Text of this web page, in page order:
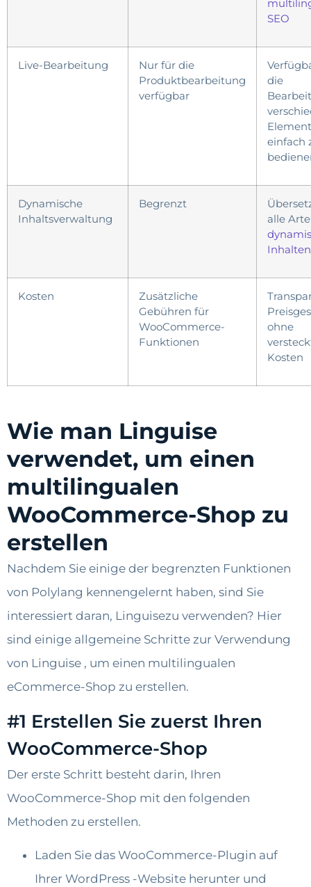
SEO
Live-Bearbeitung
Nur für die
Produktbearbeitung
verfügbar
die
einfach
Dynamische
Inhaltsverwaltung
Begrenzt
alle
Inhalten
Kosten
Zusätzliche
Gebühren für
WooCommerce-
Funktionen
ohne
Kosten
Wie man Linguise
verwendet, um einen
multilingualen
WooCommerce-Shop zu
erstellen
Nachdem Sie einige der begrenzten Funktionen
von Polylang kennengelernt haben, sind Sie
interessiert daran, Linguisezu verwenden? Hier
sind einige allgemeine Schritte zur Verwendung
von Linguise , um einen multilingualen
eCommerce-Shop zu erstellen.
#1 Erstellen Sie zuerst Ihren
WooCommerce-Shop
Der erste Schritt besteht darin, Ihren
WooCommerce-Shop mit den folgenden
Methoden zu erstellen.
Laden Sie das WooCommerce-Plugin auf
Ihrer WordPress -Website herunter und